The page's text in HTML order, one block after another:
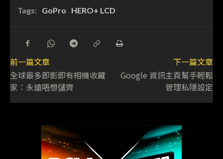
Tags: GoPro HERO+ LCD
前一篇文章
全球最多即影即有相機收藏
家：永遠唔想儲齊
下一篇文章
Google 資訊主頁幫手輕鬆
管理私隱設定